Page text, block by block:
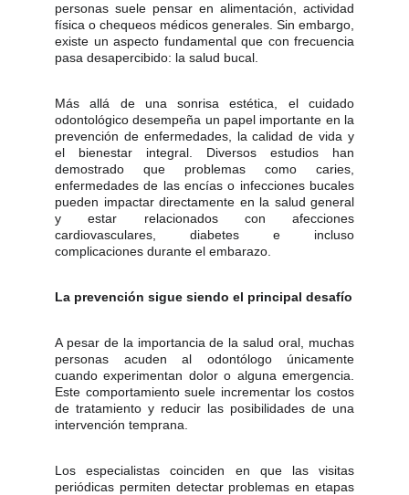
personas suele pensar en alimentación, actividad
física o chequeos médicos generales. Sin embargo,
existe un aspecto fundamental que con frecuencia
pasa desapercibido: la salud bucal.
Más allá de una sonrisa estética, el cuidado
odontológico desempeña un papel importante en la
prevención de enfermedades, la calidad de vida y
el bienestar integral. Diversos estudios han
demostrado que problemas como caries,
enfermedades de las encías o infecciones bucales
pueden impactar directamente en la salud general
y estar relacionados con afecciones
cardiovasculares, diabetes e incluso
complicaciones durante el embarazo.
La prevención sigue siendo el principal desafío
A pesar de la importancia de la salud oral, muchas
personas acuden al odontólogo únicamente
cuando experimentan dolor o alguna emergencia.
Este comportamiento suele incrementar los costos
de tratamiento y reducir las posibilidades de una
intervención temprana.
Los especialistas coinciden en que las visitas
periódicas permiten detectar problemas en etapas